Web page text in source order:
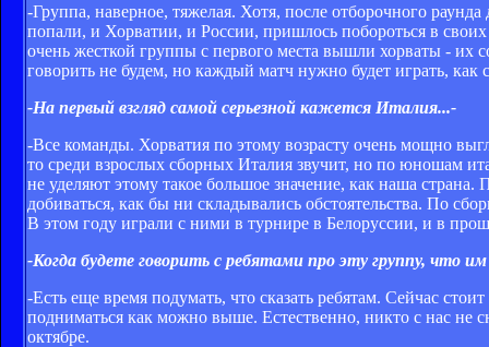
-Группа, наверное, тяжелая. Хотя, после отборочного
попали, и Хорватии, и России, пришлось побороться в
очень жесткой группы с первого места вышли хорваты -
говорить не будем, но каждый матч нужно будет играть,
-На первый взгляд самой серьезной кажется Италия...-
-Все команды. Хорватия по этому возрасту очень мощно
то среди взрослых сборных Италия звучит, но по юношам
не уделяют этому такое большое значение, как наша
добиваться, как бы ни складывались обстоятельства. По
В этом году играли с ними в турнире в Белоруссии, и в
-Когда будете говорить с ребятами про эту группу, что
-Есть еще время подумать, что сказать ребятам. Сейчас
подниматься как можно выше. Естественно, никто с нас не
октябре.